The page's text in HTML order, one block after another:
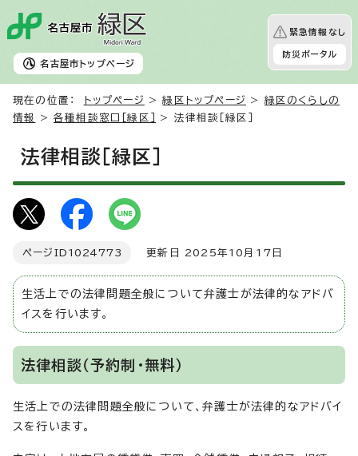
名古屋市 トップページ
緊急情報なし
防災ポータル
現在の位置： トップページ >緑区トップページ > 緑区のくらしの
情報
>各種相談窓口［緑区］ > 法律相談［緑区］
法律相談［緑区］
ページID 1024773 更新日 2025年10月17日
生活上での法律問題全般について弁護士が法律的なアドバ
イスを行います。
法律相談（予約制・無料）
生活上での法律問題全般について、弁護士が法律的なアドバイ
スを行います。